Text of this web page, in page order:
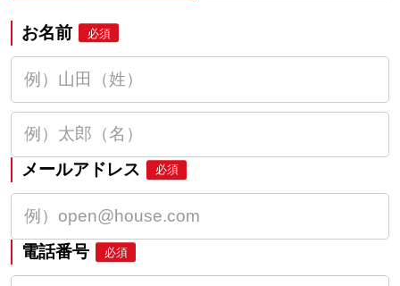
お名前 必須
メールアドレス 必須
電話番号 必須